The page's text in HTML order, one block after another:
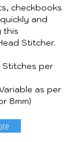
checkbooks
and
this
Stitcher.
Stitches per
as per
8mm)